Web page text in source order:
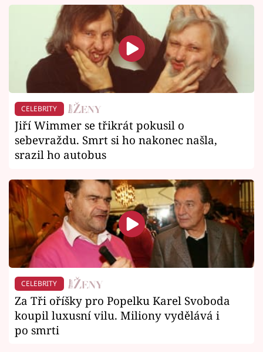
CELEBRITY
Jiří Wimmer se třikrát pokusil o
sebevraždu. Smrt si ho nakonec našla,
srazil ho autobus
CELEBRITY
Za Tři oříšky pro Popelku Karel Svoboda
koupil luxusní vilu. Miliony vydělává i
po smrti